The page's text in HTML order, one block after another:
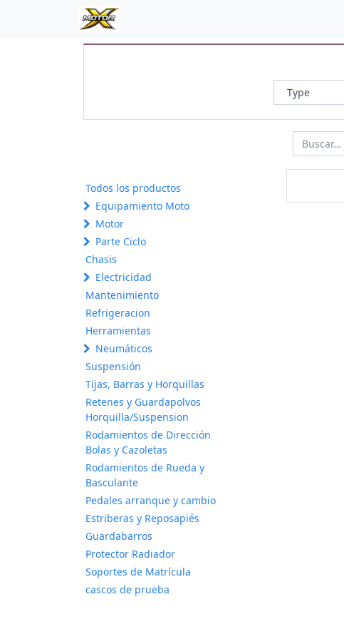
Todos los productos
Equipamiento Moto
Motor
Parte Ciclo
Chasis
Electricidad
Mantenimiento
Refrigeracion
Herramientas
Neumáticos
Suspensión
Tijas, Barras y Horquillas
Retenes y Guardapolvos
Horquilla/Suspension
Rodamientos de Dirección
Bolas y Cazoletas
Rodamientos de Rueda y
Basculante
Pedales arranque y cambio
Estriberas y Reposapiés
Guardabarros
Protector Radiador
Soportes de Matrícula
cascos de prueba